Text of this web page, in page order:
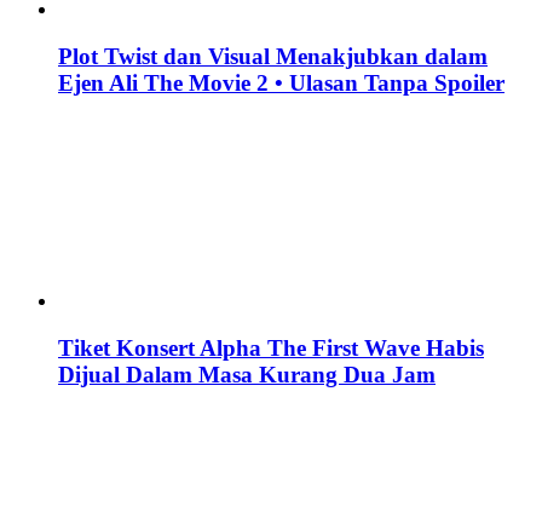
Plot Twist dan Visual Menakjubkan dalam
Ejen Ali The Movie 2 • Ulasan Tanpa Spoiler
Tiket Konsert Alpha The First Wave Habis
Dijual Dalam Masa Kurang Dua Jam